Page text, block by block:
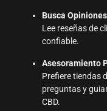
Busca
Lee reseñas de
confiable.
Asesoramiento
Prefiere tiendas
preguntas y
CBD.